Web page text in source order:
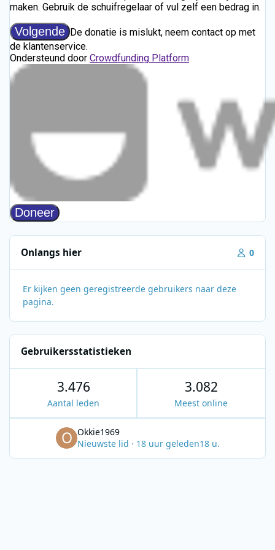
Onlangs hier 0
Er kijken geen geregistreerde gebruikers naar deze
pagina.
Gebruikersstatistieken
3.476
Aantal leden
3.082
Meest online
Okkie1969
Nieuwste lid · 18 uur geleden18 u.